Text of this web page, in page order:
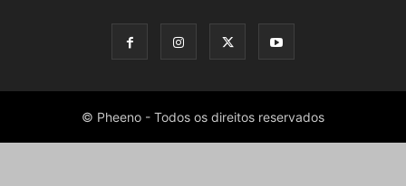
© Pheeno - Todos os direitos reservados